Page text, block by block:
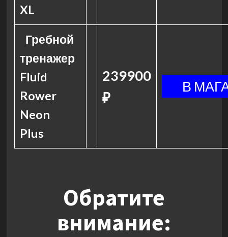
XL
Гребной
тренажер
Fluid
Rower
Neon
Plus
239900
₽
Обратите
внимание: